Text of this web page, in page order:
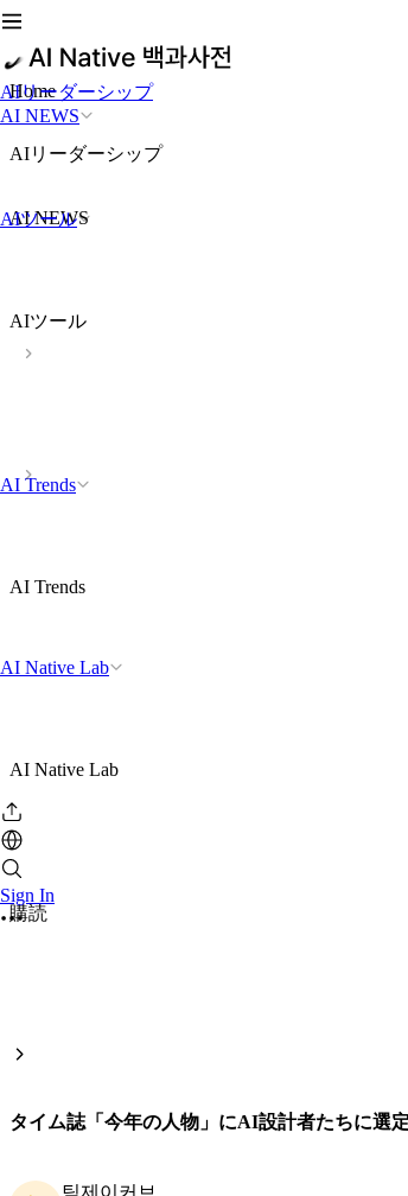
AIリーダーシップ
AI NEWS
AIツール
AI Trends
AI Native Lab
Sign In
Home
AIリーダーシップ
AI NEWS
AIツール
AI Trends
AI Native Lab
購読
タイム誌「今年の人物」にAI設計者たちに選
팀제이커브